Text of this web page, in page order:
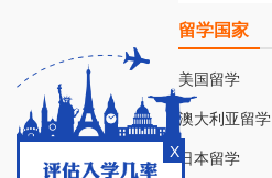
X
留学国家
美国留学
澳大利亚留学
日本留学